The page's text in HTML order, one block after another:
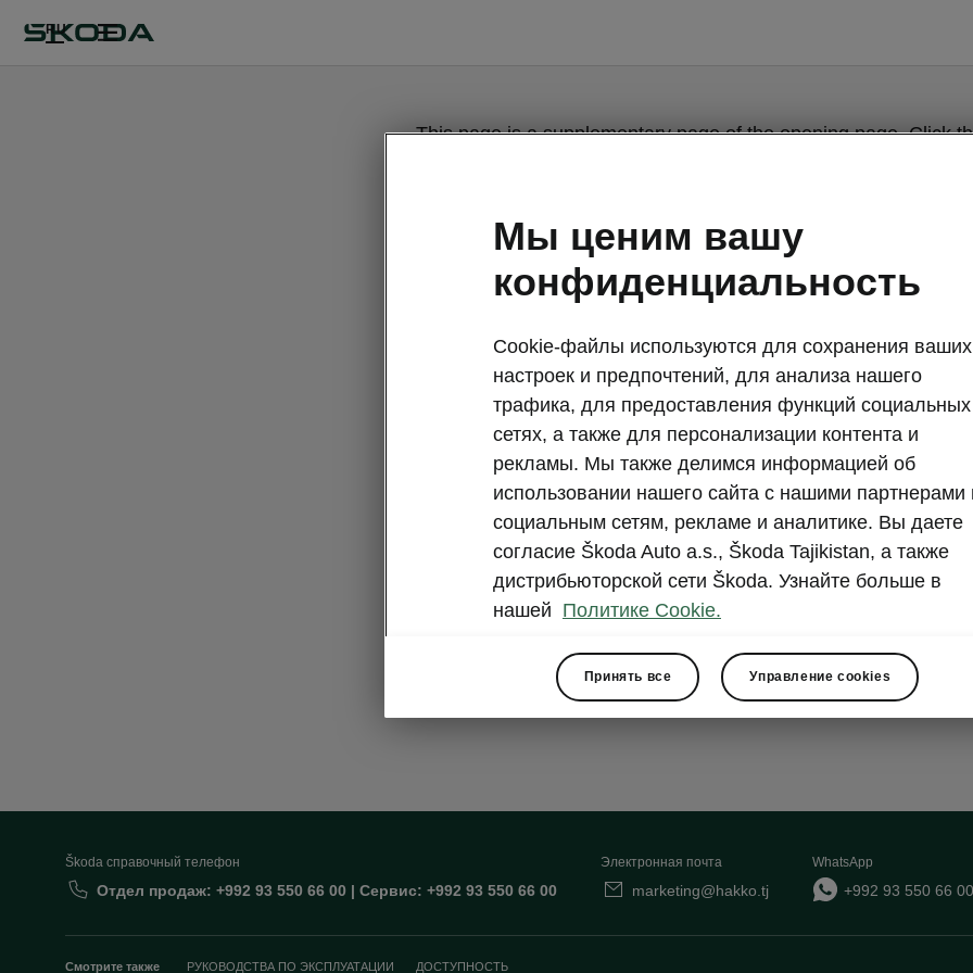
RU
This page is a supplementary page of the opening page. Click
Get back to the opening page.
Technology 9,2” Navi
• Navigation
Škoda cправочный телефон
Отдел продаж: +992 93 550 66 00 | Сервис: +992 93 550 66 00
Электронная почта
marketing@hakko.tj
WhatsApp
+992 93 550 66 00
Смотрите также РУКОВОДСТВА ПО ЭКСПЛУАТАЦИИ ДОСТУПНОСТЬ
Мы ценим вашу
конфиденциальность
Cookie-файлы используются для сохранения ваших
настроек и предпочтений, для анализа нашего
трафика, для предоставления функций социальных
сетях, а также для персонализации контента и
рекламы. Мы также делимся информацией об
использовании нашего сайта с нашими партнерами
социальным сетям, рекламе и аналитике. Вы даете
согласие Škoda Auto a.s., Škoda Tajikistan, а также
дистрибьюторской сети Škoda. Узнайте больше в
нашей Политике Cookie.
Принять все Управление cookies